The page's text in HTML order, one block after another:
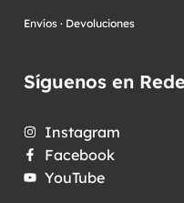
Envíos · Devoluciones
Síguenos en
Instagram
Facebook
YouTube